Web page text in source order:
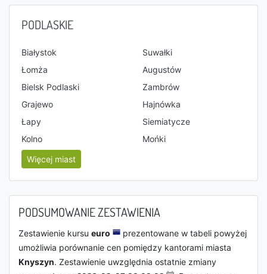
PODLASKIE
Białystok
Suwałki
Łomża
Augustów
Bielsk Podlaski
Zambrów
Grajewo
Hajnówka
Łapy
Siemiatycze
Kolno
Mońki
Więcej miast
PODSUMOWANIE ZESTAWIENIA
Zestawienie kursu euro
prezentowane w tabeli powyżej
umożliwia porównanie cen pomiędzy kantorami miasta
Knyszyn. Zestawienie uwzględnia ostatnie zmiany